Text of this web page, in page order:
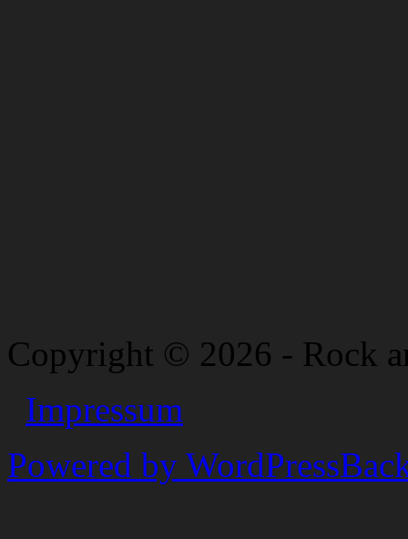
Copyright © 2026 - Rock
Impressum
Powered by WordPress